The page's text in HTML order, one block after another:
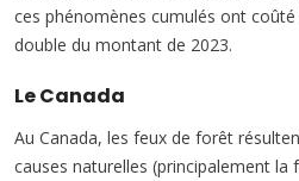
ces phénomènes cumulés ont
double du montant de 2023.
Le Canada
Au Canada, les feux de forêt
causes naturelles (principalement la